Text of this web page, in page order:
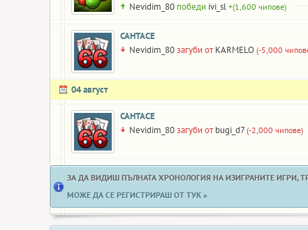
Nevidim_80 победи ivi_sl +(1,600 чипове)
САНТАСЕ
Nevidim_80загуби от KARMELO (-5,000
04 август
САНТАСЕ
Nevidim_80загуби от bugi_d7 (-2,000 чипове)
ЗА ДА ВИДИШ ПЪЛНАТА ХРОНОЛОГИЯ НА ИЗИГРАНИТЕ ИГРИ,
МОЖЕ ДА СЕ РЕГИСТРИРАШ ОТ ТУК »